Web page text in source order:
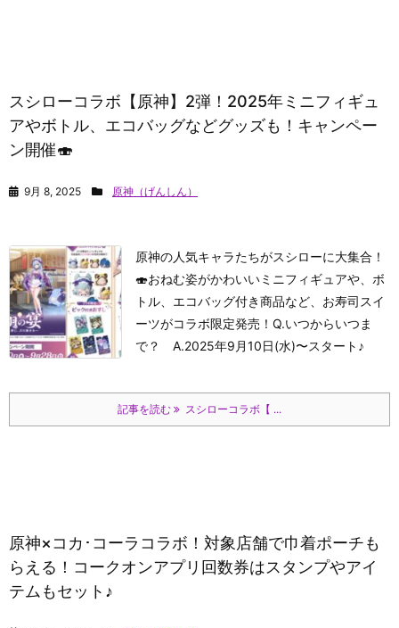
スシローコラボ【原神】2弾！2025年ミニフィギュ
アやボトル、エコバッグなどグッズも！キャンペー
ン開催🍣
9月 8, 2025 原神（げんしん）
原神の人気キャラたちがスシローに大集合！
🍣おねむ姿がかわいいミニフィギュアや、ボ
トル、エコバッグ付き商品など、お寿司スイ
ーツがコラボ限定発売！Q.いつからいつま
で？ A.2025年9月10日(水)〜スタート♪
記事を読む スシローコラボ【 ...
原神×コカ･コーラコラボ！対象店舗で巾着ポーチも
らえる！コークオンアプリ回数券はスタンプやアイ
テムもセット♪